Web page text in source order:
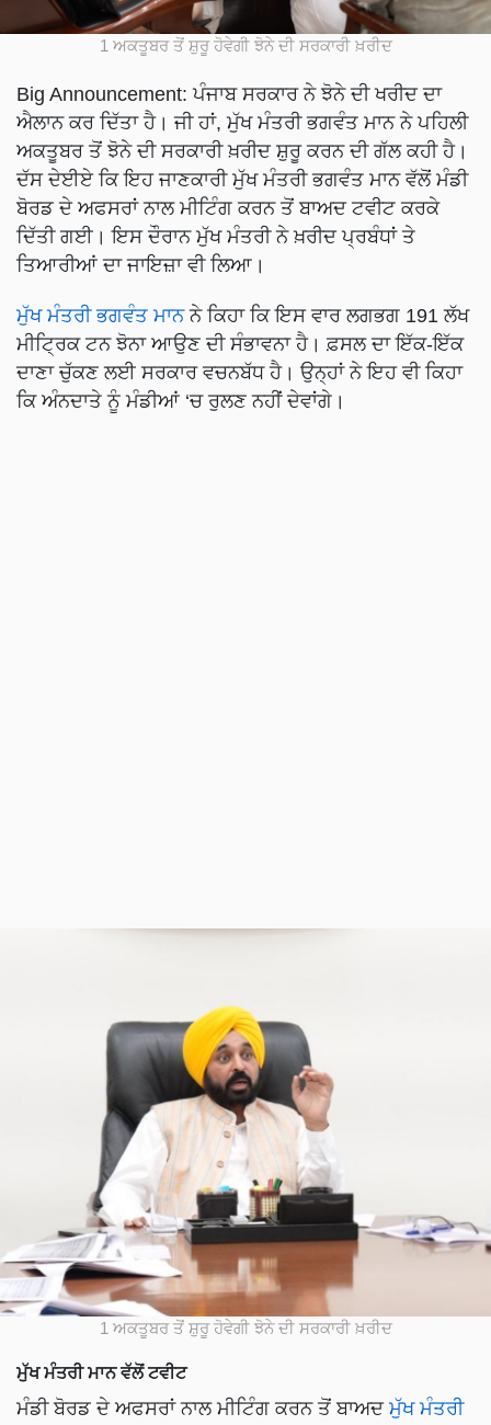
1 ਅਕਤੂਬਰ ਤੋਂ ਸ਼ੁਰੂ ਹੋਵੇਗੀ ਝੋਨੇ ਦੀ ਸਰਕਾਰੀ ਖ਼ਰੀਦ
Big Announcement: ਪੰਜਾਬ ਸਰਕਾਰ ਨੇ ਝੋਨੇ ਦੀ ਖਰੀਦ ਦਾ
ਐਲਾਨ ਕਰ ਦਿੱਤਾ ਹੈ। ਜੀ ਹਾਂ, ਮੁੱਖ ਮੰਤਰੀ ਭਗਵੰਤ ਮਾਨ ਨੇ ਪਹਿਲੀ
ਅਕਤੂਬਰ ਤੋਂ ਝੋਨੇ ਦੀ ਸਰਕਾਰੀ ਖ਼ਰੀਦ ਸ਼ੁਰੂ ਕਰਨ ਦੀ ਗੱਲ ਕਹੀ ਹੈ।
ਦੱਸ ਦੇਈਏ ਕਿ ਇਹ ਜਾਣਕਾਰੀ ਮੁੱਖ ਮੰਤਰੀ ਭਗਵੰਤ ਮਾਨ ਵੱਲੋਂ ਮੰਡੀ
ਬੋਰਡ ਦੇ ਅਫਸਰਾਂ ਨਾਲ ਮੀਟਿੰਗ ਕਰਨ ਤੋਂ ਬਾਅਦ ਟਵੀਟ ਕਰਕੇ
ਦਿੱਤੀ ਗਈ। ਇਸ ਦੌਰਾਨ ਮੁੱਖ ਮੰਤਰੀ ਨੇ ਖ਼ਰੀਦ ਪ੍ਰਬੰਧਾਂ ਤੇ
ਤਿਆਰੀਆਂ ਦਾ ਜਾਇਜ਼ਾ ਵੀ ਲਿਆ।
ਮੁੱਖ ਮੰਤਰੀ ਭਗਵੰਤ ਮਾਨਨੇ ਕਿਹਾ ਕਿ ਇਸ ਵਾਰ ਲਗਭਗ 191 ਲੱਖ
ਮੀਟ੍ਰਿਕ ਟਨ ਝੋਨਾ ਆਉਣ ਦੀ ਸੰਭਾਵਨਾ ਹੈ। ਫ਼ਸਲ ਦਾ ਇੱਕ-ਇੱਕ
ਦਾਣਾ ਚੁੱਕਣ ਲਈ ਸਰਕਾਰ ਵਚਨਬੱਧ ਹੈ। ਉਨ੍ਹਾਂ ਨੇ ਇਹ ਵੀ ਕਿਹਾ
ਕਿ ਅੰਨਦਾਤੇ ਨੂੰ ਮੰਡੀਆਂ ‘ਚ ਰੁਲਣ ਨਹੀਂ ਦੇਵਾਂਗੇ।
1 ਅਕਤੂਬਰ ਤੋਂ ਸ਼ੁਰੂ ਹੋਵੇਗੀ ਝੋਨੇ ਦੀ ਸਰਕਾਰੀ ਖ਼ਰੀਦ
ਮੁੱਖ ਮੰਤਰੀ ਮਾਨ ਵੱਲੋਂ ਟਵੀਟ
ਮੰਡੀ ਬੋਰਡ ਦੇ ਅਫਸਰਾਂ ਨਾਲ ਮੀਟਿੰਗ ਕਰਨ ਤੋਂ ਬਾਅਦ ਮੁੱਖ ਮੰਤਰੀ